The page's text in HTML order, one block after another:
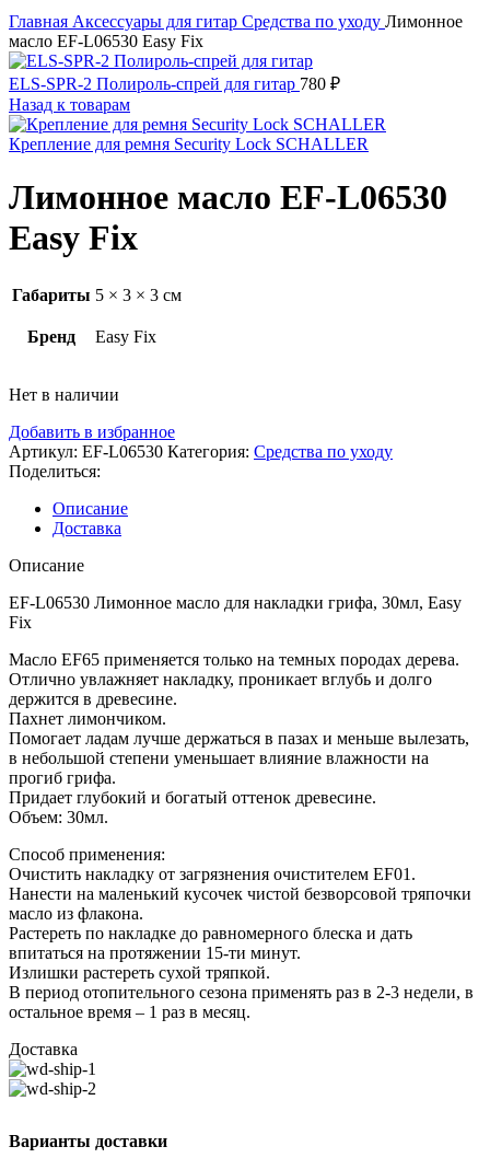
Главная Аксессуары для гитар Средства по уходу Лимонное
масло EF-L06530 Easy Fix
ELS-SPR-2 Полироль-спрей для гитар 780 ₽
Назад к товарам
Крепление для ремня Security Lock SCHALLER
Лимонное масло EF-L06530
Easy Fix
Габариты 5 × 3 × 3 см
Бренд Easy Fix
Нет в наличии
Добавить в избранное
Артикул: EF-L06530 Категория: Средства по уходу
Поделиться:
Описание
Доставка
Описание
EF-L06530 Лимонное масло для накладки грифа, 30мл, Easy
Fix
Масло EF65 применяется только на темных породах дерева.
Отлично увлажняет накладку, проникает вглубь и долго
держится в древесине.
Пахнет лимончиком.
Помогает ладам лучше держаться в пазах и меньше вылезать,
в небольшой степени уменьшает влияние влажности на
прогиб грифа.
Придает глубокий и богатый оттенок древесине.
Объем: 30мл.
Способ применения:
Очистить накладку от загрязнения очистителем EF01.
Нанести на маленький кусочек чистой безворсовой тряпочки
масло из флакона.
Растереть по накладке до равномерного блеска и дать
впитаться на протяжении 15-ти минут.
Излишки растереть сухой тряпкой.
В период отопительного сезона применять раз в 2-3 недели, в
остальное время – 1 раз в месяц.
Доставка
Варианты доставки